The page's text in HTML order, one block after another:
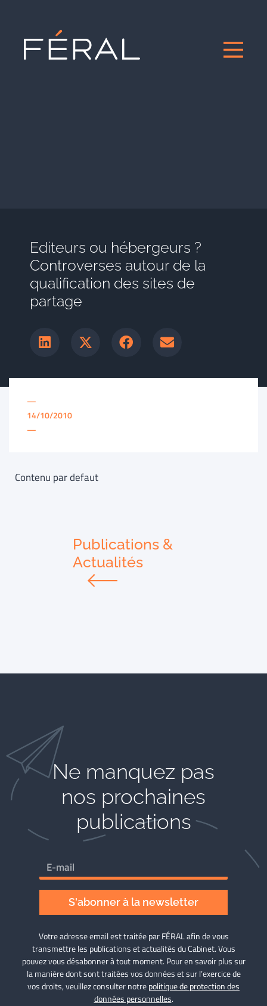
Editeurs ou hébergeurs ?
Controverses autour de la
qualification des sites de
partage
—
14/10/2010
—
Contenu par defaut
Publications &
Actualités
Ne manquez pas
nos prochaines
publications
S'abonner à la newsletter
Votre adresse email est traitée par FÉRAL afin de vous
transmettre les publications et actualités du Cabinet. Vous
pouvez vous désabonner à tout moment. Pour en savoir plus sur
la manière dont sont traitées vos données et sur l’exercice de
vos droits, veuillez consulter notrepolitique de protection des
données personnelles.